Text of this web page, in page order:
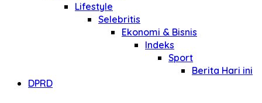
Lifestyle
Selebritis
Ekonomi & Bisnis
Indeks
Sport
Berita Hari ini
DPRD